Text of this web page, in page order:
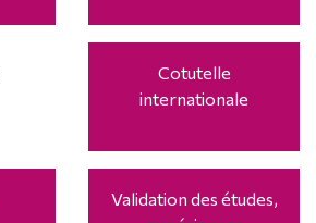
Cotutelle
internationale
Validation des études,